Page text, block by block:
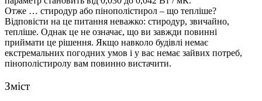
Отже … стиродур або пінополістирол – що тепліше?
Відповісти на це питання неважко: стиродур, звичайно,
тепліше. Однак це не означає, що ви завжди повинні
приймати це рішення. Якщо навколо будівлі немає
екстремальних погодних умов і у вас немає зайвих потреб,
пінополістиролу вам повинно вистачити.
Зміст